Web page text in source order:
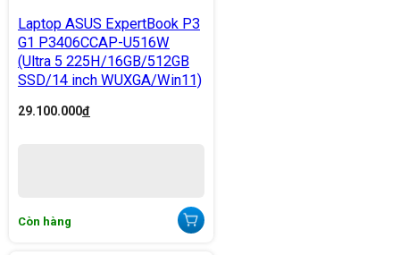
Laptop ASUS ExpertBook P3
G1 P3406CCAP-U516W
(Ultra 5 225H/16GB/512GB
SSD/14 inch WUXGA/Win11)
29.100.000đ
Còn hàng